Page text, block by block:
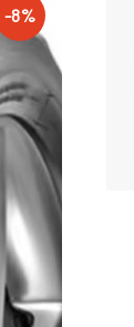
-8%